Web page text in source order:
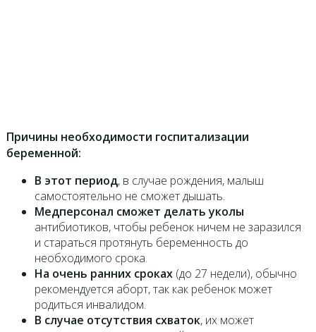
Причины необходимости госпитализации
беременной:
В этот период, в случае рождения, малыш
самостоятельно не сможет дышать.
Медперсонал сможет делать уколы
антибиотиков, чтобы ребенок ничем не заразился
и стараться протянуть беременность до
необходимого срока.
На очень ранних сроках(до 27 недели), обычно
рекомендуется аборт, так как ребенок может
родиться инвалидом.
В случае отсутствия схваток, их может